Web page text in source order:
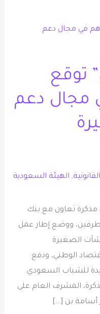
توقع
مجال دعم
, الهيئة السعودية
مذكرة تعاون مع بنك
ووضع إطار عمل
الصغيرة
الوطني، ودفع
للشباب السعودي.
المشرف العام على
أسامة بن […]